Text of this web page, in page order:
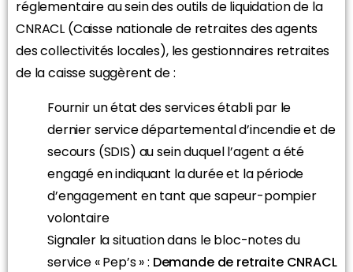
réglementaire au sein des outils de liquidation de la
CNRACL (Caisse nationale de retraites des agents
des collectivités locales), les gestionnaires retraites
de la caisse suggèrent de :
Fournir un état des services établi par le
dernier service départemental d’incendie et de
secours (SDIS) au sein duquel l’agent a été
engagé en indiquant la durée et la période
d’engagement en tant que sapeur-pompier
volontaire
Signaler la situation dans le bloc-notes du
service « Pep’s » : Demande de retraite CNRACL